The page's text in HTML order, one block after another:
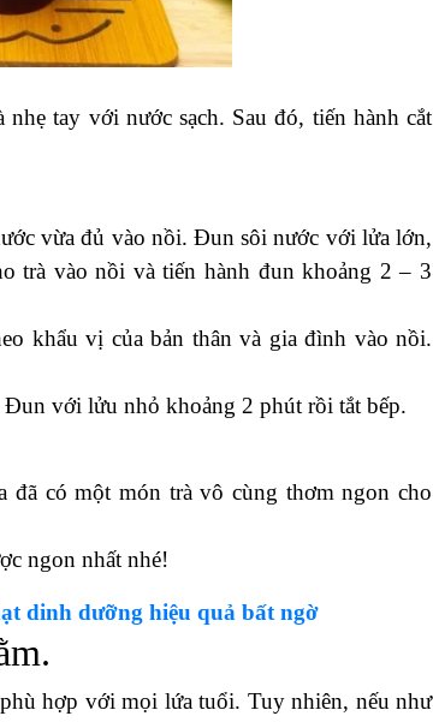
tay với nước sạch. Sau đó, tiến hành cắt
vừa đủ vào nồi. Đun sôi nước với lửa lớn,
trà vào nồi và tiến hành đun khoảng 2 – 3
khẩu vị của bản thân và gia đình vào nồi.
Đun với lửu nhỏ khoảng 2 phút rồi tắt bếp.
đã có một món trà vô cùng thơm ngon cho
ngon nhất nhé!
dinh dưỡng hiệu quả bất ngờ
hợp với mọi lứa tuổi. Tuy nhiên, nếu như